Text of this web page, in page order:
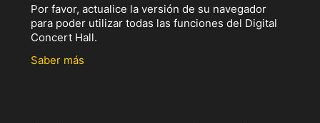
Por favor, actualice la versión de su navegador
para poder utilizar todas las funciones del Digital
Concert Hall.
Saber más